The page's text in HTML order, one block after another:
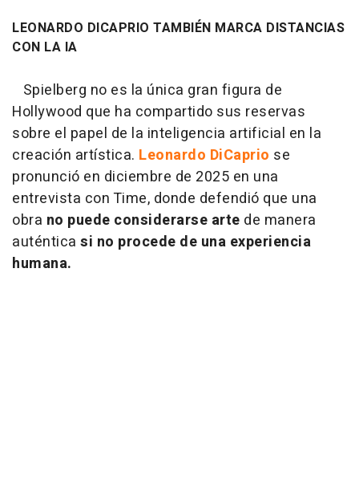
LEONARDO DICAPRIO TAMBIÉN MARCA DISTANCIAS
CON LA IA
Spielberg no es la única gran figura de
Hollywood que ha compartido sus reservas
sobre el papel de la inteligencia artificial en la
creación artística. Leonardo DiCaprio se
pronunció en diciembre de 2025 en una
entrevista con Time, donde defendió que una
obra no puede considerarse arte de manera
auténtica si no procede de una experiencia
humana.